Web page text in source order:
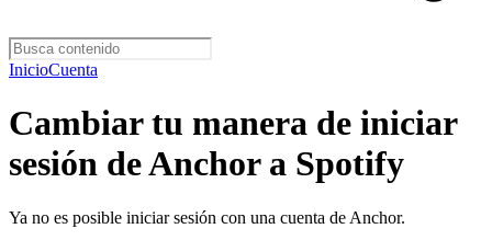
InicioCuenta
Cambiar tu manera de iniciar
sesión de Anchor a Spotify
Ya no es posible iniciar sesión con una cuenta de Anchor.